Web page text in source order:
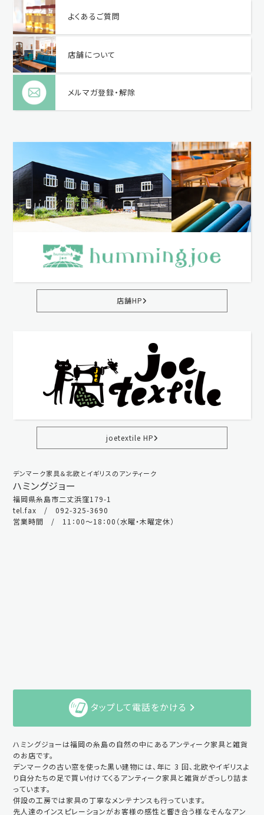
よくあるご質問
店舗について
メルマガ登録・解除
店舗HP
joetextile HP
デンマーク家具＆北欧とイギリスのアンティーク
ハミングジョー
福岡県糸島市二丈浜窪179-1
tel.fax / 092-325-3690
営業時間 / 11：00～18：00（水曜・木曜定休）
タップして電話をかける
ハミングジョーは福岡の糸島の自然の中にあるアンティーク家具と雑貨
のお店です。
デンマークの古い窓を使った黒い建物には、年に 3 回、北欧やイギリスよ
り自分たちの足で買い付けてくるアンティーク家具と雑貨がぎっしり詰ま
っています。
併設の工房では家具の丁寧なメンテナンスも行っています。
先人達のインスピレーションがお客様の感性と響き合う様なそんなアン